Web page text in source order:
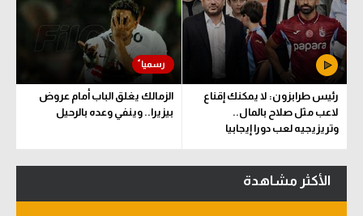
رئيس طرابزون: لا يمكنك إقناع
لاعب مثل صلاح بالمال..
وتريزيجيه لعب دورا إيجابيا
الزمالك يغلق الباب أمام عروض
بيزيرا.. وينفي وعده بالرحيل
الأكثر مشاهدة